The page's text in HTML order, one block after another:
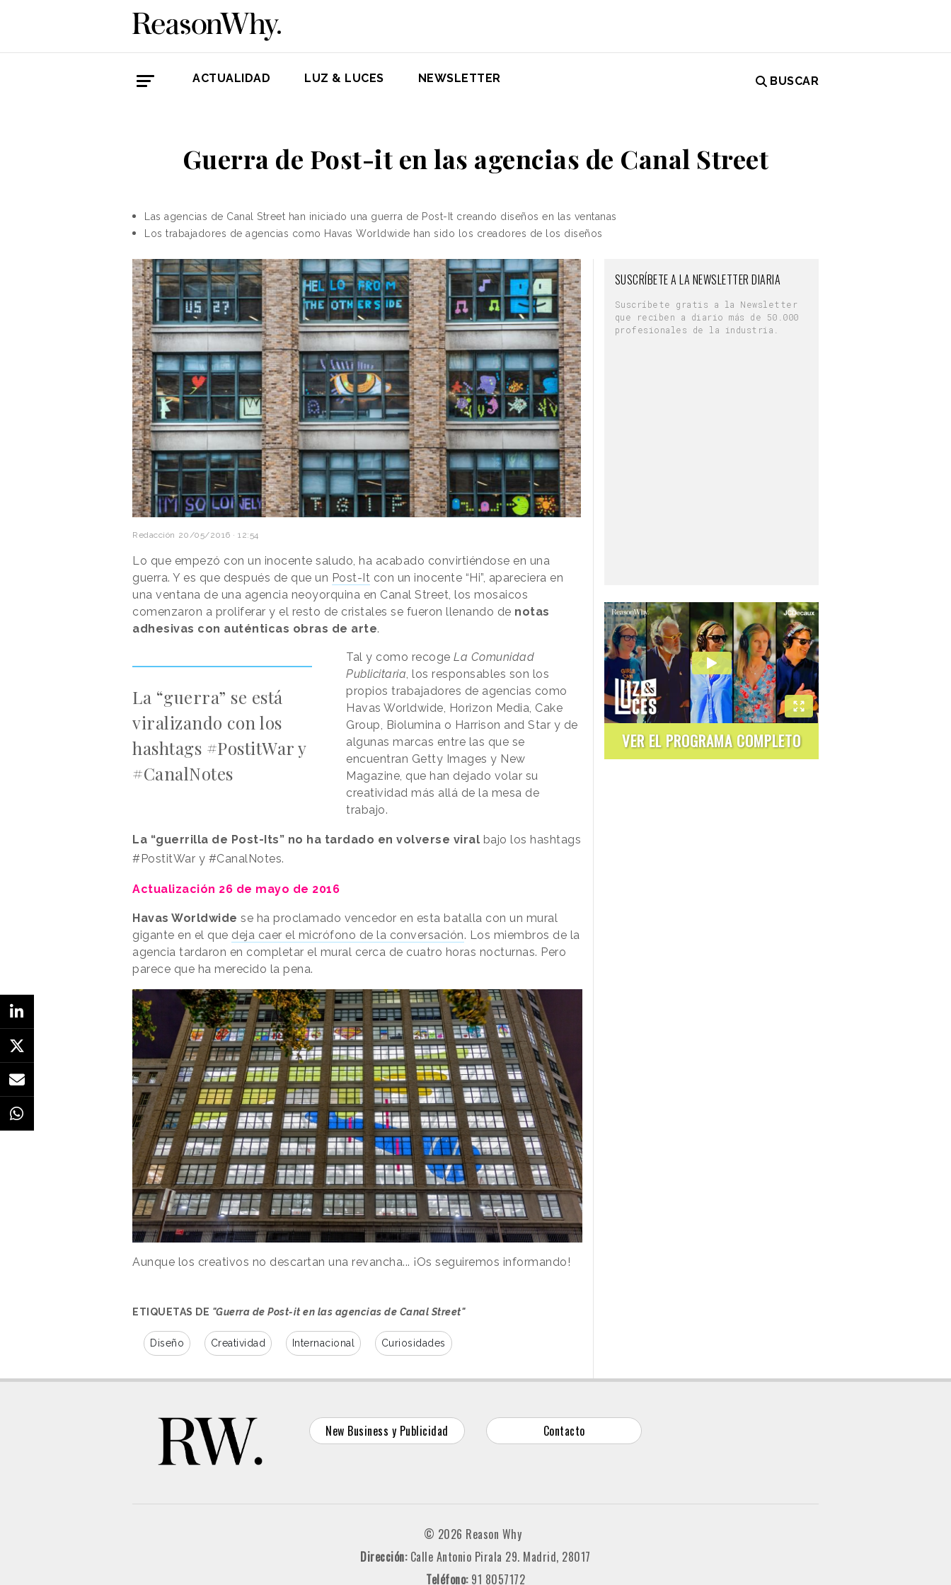
ACTUALIDAD LUZ & LUCES NEWSLETTER BUSCAR
Guerra de Post-it en las agencias de Canal Street
Las agencias de Canal Street han iniciado una guerra de Post-It creando diseños en las ventanas
Los trabajadores de agencias como Havas Worldwide han sido los creadores de los diseños
Redacción 20/05/2016 · 12:54
Lo que empezó con un inocente saludo, ha acabado convirtiéndose en una
guerra. Y es que después de que un Post-It con un inocente “Hi”, apareciera en
una ventana de una agencia neoyorquina en Canal Street, los mosaicos
comenzaron a proliferar y el resto de cristales se fueron llenando de notas
adhesivas con auténticas obras de arte.
La “guerra” se está
viralizando con los
hashtags #PostitWar y
#CanalNotes
Tal y como recoge La Comunidad
Publicitaria , los responsables son los
propios trabajadores de agencias como
Havas Worldwide, Horizon Media, Cake
Group, Biolumina o Harrison and Star y de
algunas marcas entre las que se
encuentran Getty Images y New
Magazine, que han dejado volar su
creatividad más allá de la mesa de
trabajo.
La “guerrilla de Post-Its” no ha tardado en volverse viral bajo los hashtags
#PostitWar y #CanalNotes.
Actualización 26 de mayo de 2016
Havas Worldwide se ha proclamado vencedor en esta batalla con un mural
gigante en el que deja caer el micrófono de la conversación. Los miembros de la
agencia tardaron en completar el mural cerca de cuatro horas nocturnas. Pero
parece que ha merecido la pena.
Aunque los creativos no descartan una revancha... ¡Os seguiremos informando!
ETIQUETAS DE "Guerra de Post-it en las agencias de Canal Street"
Diseño Creatividad Internacional Curiosidades
SUSCRÍBETE A LA NEWSLETTER DIARIA
Suscríbete gratis a la Newsletter
que reciben a diario más de 50.000
profesionales de la industria.
VER EL PROGRAMA COMPLETO
New Business y Publicidad Contacto
© 2026 Reason Why
Dirección: Calle Antonio Pirala 29. Madrid, 28017
Teléfono: 91 8057172